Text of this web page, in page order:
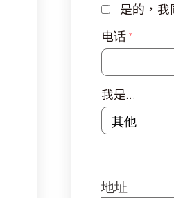
是的，我
电话*
我是…
地址